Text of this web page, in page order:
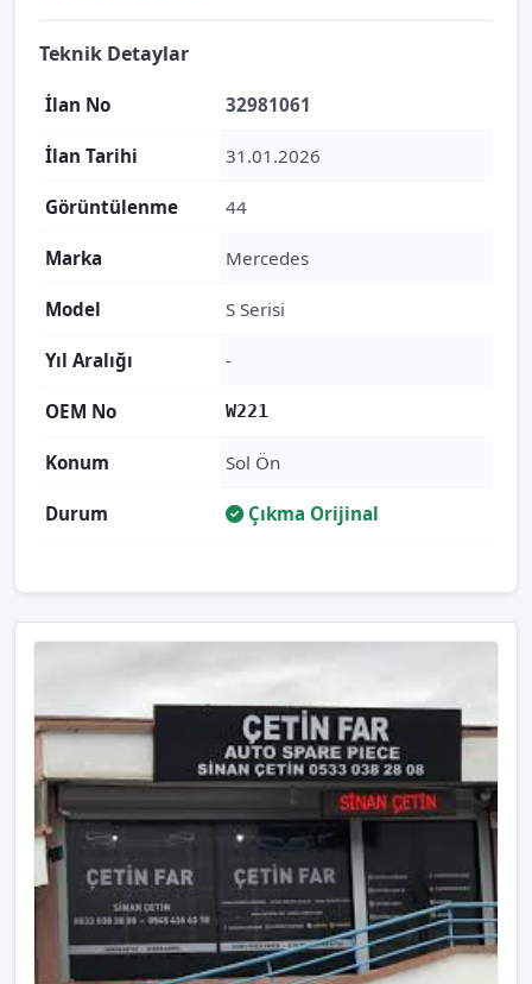
Teknik Detaylar
İlan No 32981061
İlan Tarihi 31.01.2026
Görüntülenme 44
Marka Mercedes
Model S Serisi
Yıl Aralığı -
OEM No W221
Konum Sol Ön
Durum Çıkma Orijinal